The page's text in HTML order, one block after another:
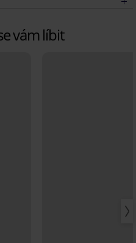
vám líbit